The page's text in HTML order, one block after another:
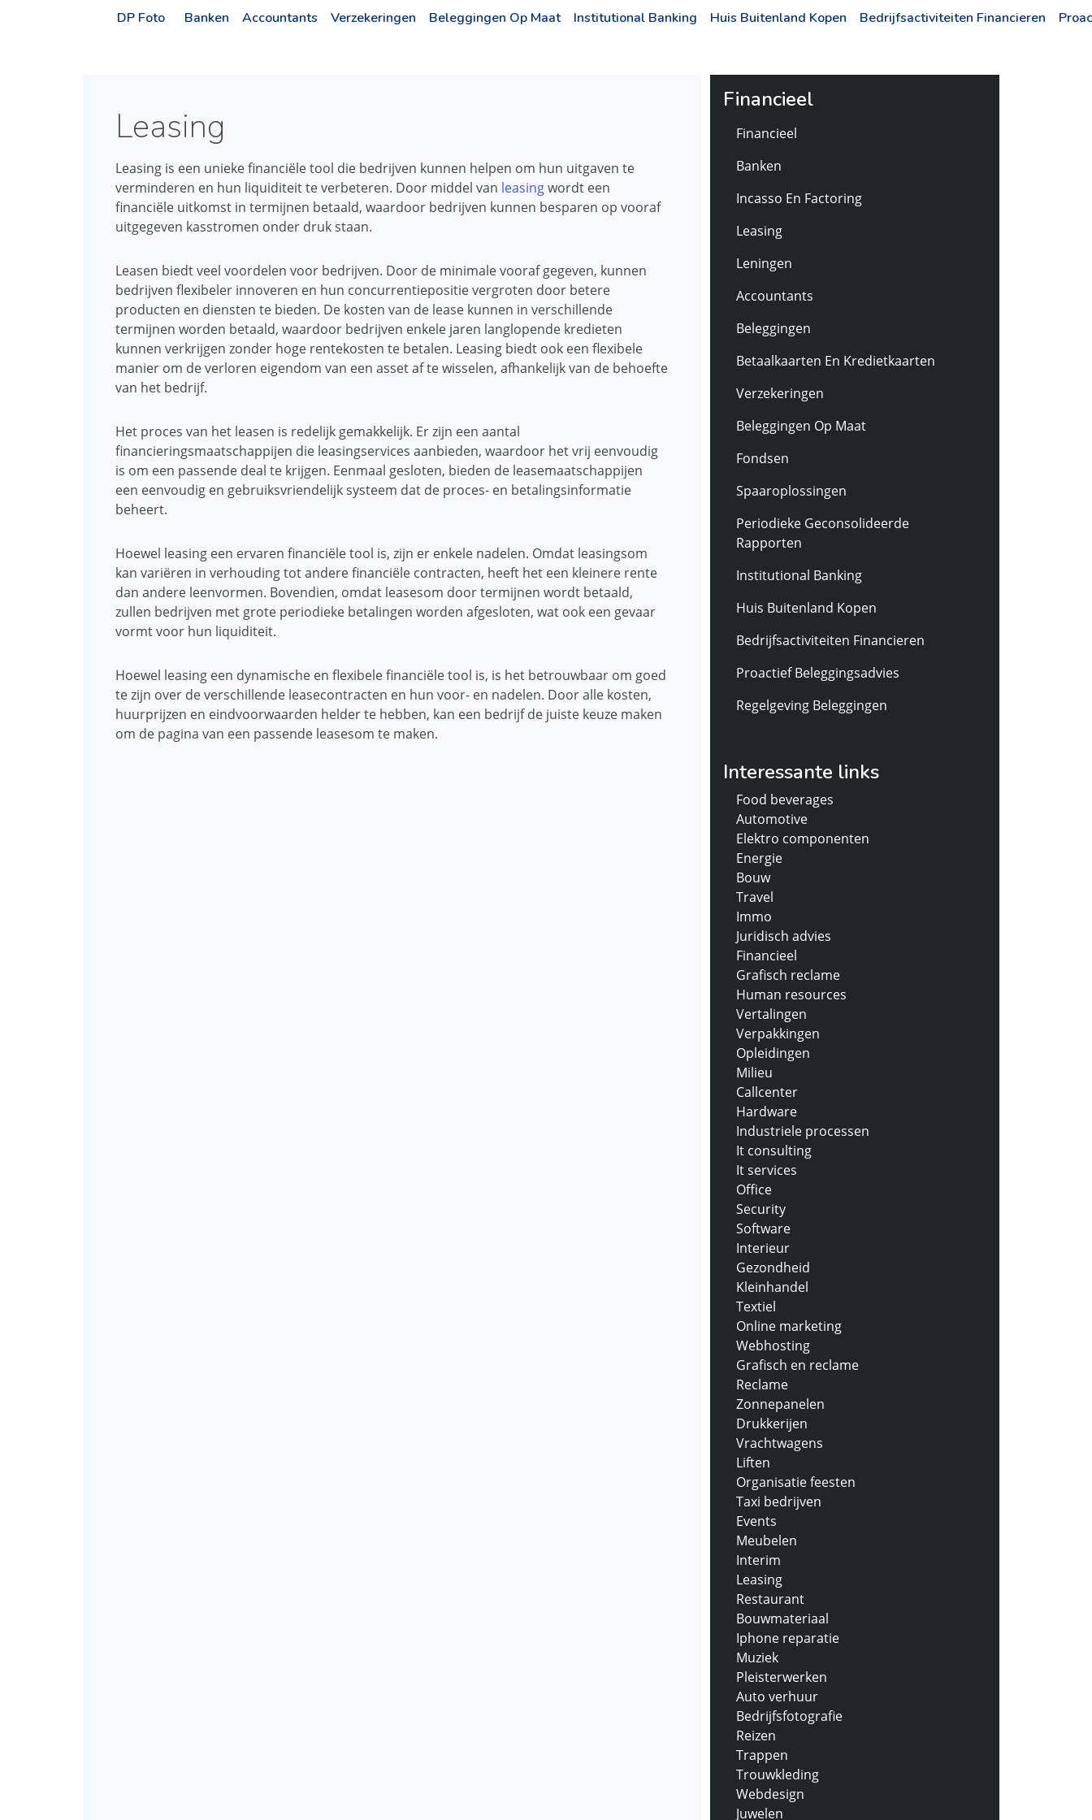
DP Foto Banken Accountants Verzekeringen Beleggingen Op Maat Institutional Banking Huis Buitenland Kopen Bedrijfsactiviteiten Financieren
Leasing
Leasing is een unieke financiële tool die bedrijven kunnen helpen om hun uitgaven te
verminderen en hun liquiditeit te verbeteren. Door middel van leasingwordt een
financiële uitkomst in termijnen betaald, waardoor bedrijven kunnen besparen op vooraf
uitgegeven kasstromen onder druk staan.
Leasen biedt veel voordelen voor bedrijven. Door de minimale vooraf gegeven, kunnen
bedrijven flexibeler innoveren en hun concurrentiepositie vergroten door betere
producten en diensten te bieden. De kosten van de lease kunnen in verschillende
termijnen worden betaald, waardoor bedrijven enkele jaren langlopende kredieten
kunnen verkrijgen zonder hoge rentekosten te betalen. Leasing biedt ook een flexibele
manier om de verloren eigendom van een asset af te wisselen, afhankelijk van de behoefte
van het bedrijf.
Het proces van het leasen is redelijk gemakkelijk. Er zijn een aantal
financieringsmaatschappijen die leasingservices aanbieden, waardoor het vrij eenvoudig
is om een ​​passende deal te krijgen. Eenmaal gesloten, bieden de leasemaatschappijen
een eenvoudig en gebruiksvriendelijk systeem dat de proces- en betalingsinformatie
beheert.
Hoewel leasing een ervaren financiële tool is, zijn er enkele nadelen. Omdat leasingsom
kan variëren in verhouding tot andere financiële contracten, heeft het een kleinere rente
dan andere leenvormen. Bovendien, omdat leasesom door termijnen wordt betaald,
zullen bedrijven met grote periodieke betalingen worden afgesloten, wat ook een gevaar
vormt voor hun liquiditeit.
Hoewel leasing een dynamische en flexibele financiële tool is, is het betrouwbaar om goed
te zijn over de verschillende leasecontracten en hun voor- en nadelen. Door alle kosten,
huurprijzen en eindvoorwaarden helder te hebben, kan een bedrijf de juiste keuze maken
om de pagina van een passende leasesom te maken.
Financieel
Financieel
Banken
Incasso En Factoring
Leasing
Leningen
Accountants
Beleggingen
Betaalkaarten En Kredietkaarten
Verzekeringen
Beleggingen Op Maat
Fondsen
Spaaroplossingen
Periodieke Geconsolideerde
Rapporten
Institutional Banking
Huis Buitenland Kopen
Bedrijfsactiviteiten Financieren
Proactief Beleggingsadvies
Regelgeving Beleggingen
Interessante links
Food beverages
Automotive
Elektro componenten
Energie
Bouw
Travel
Immo
Juridisch advies
Financieel
Grafisch reclame
Human resources
Vertalingen
Verpakkingen
Opleidingen
Milieu
Callcenter
Hardware
Industriele processen
It consulting
It services
Office
Security
Software
Interieur
Gezondheid
Kleinhandel
Textiel
Online marketing
Webhosting
Grafisch en reclame
Reclame
Zonnepanelen
Drukkerijen
Vrachtwagens
Liften
Organisatie feesten
Taxi bedrijven
Events
Meubelen
Interim
Leasing
Restaurant
Bouwmateriaal
Iphone reparatie
Muziek
Pleisterwerken
Auto verhuur
Bedrijfsfotografie
Reizen
Trappen
Trouwkleding
Webdesign
Juwelen